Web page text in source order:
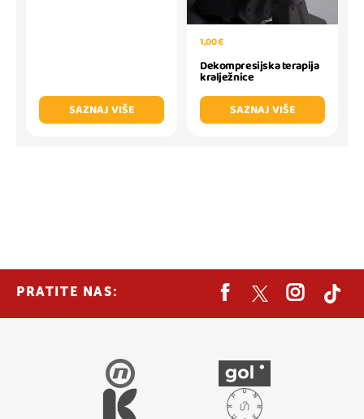
SAZNAJ VIŠE
1,00 €
Dekompresijska terapija
kralježnice
SAZNAJ VIŠE
PRATITE NAS: